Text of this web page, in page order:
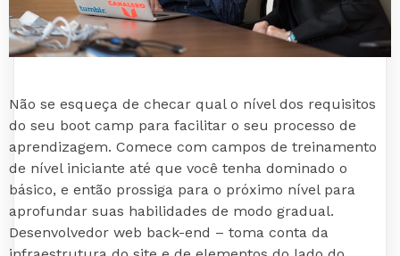
Não se esqueça de checar qual o nível dos requisitos
do seu boot camp para facilitar o seu processo de
aprendizagem. Comece com campos de treinamento
de nível iniciante até que você tenha dominado o
básico, e então prossiga para o próximo nível para
aprofundar suas habilidades de modo gradual.
Desenvolvedor web back-end – toma conta da